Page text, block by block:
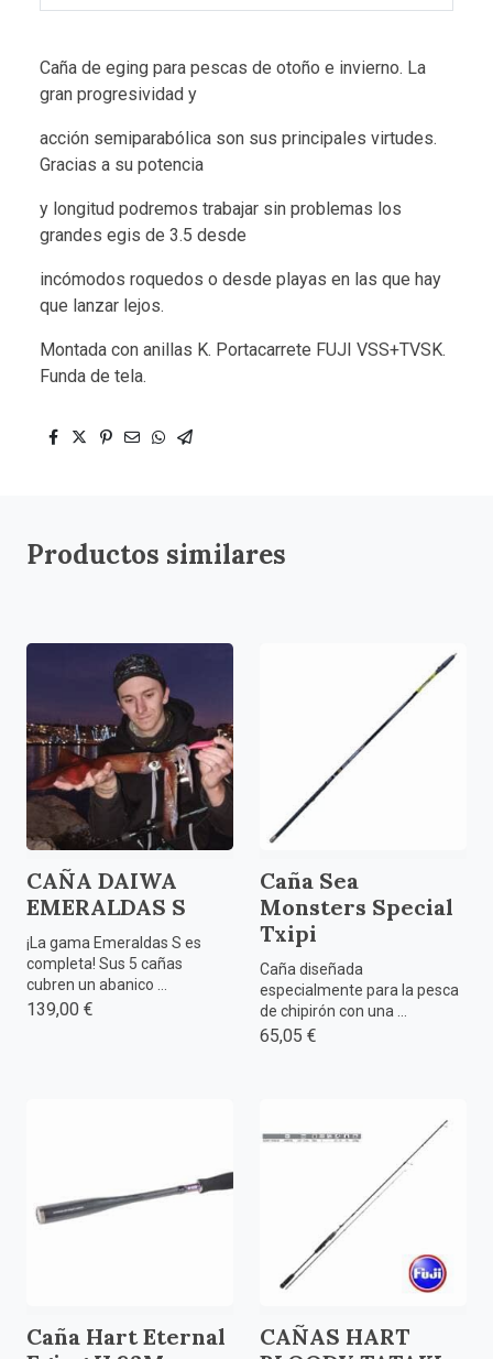
Caña de eging para pescas de otoño e invierno. La
gran progresividad y
acción semiparabólica son sus principales virtudes.
Gracias a su potencia
y longitud podremos trabajar sin problemas los
grandes egis de 3.5 desde
incómodos roquedos o desde playas en las que hay
que lanzar lejos.
Montada con anillas K. Portacarrete FUJI VSS+TVSK.
Funda de tela.
Productos similares
CAÑA DAIWA
EMERALDAS S
¡La gama Emeraldas S es
completa! Sus 5 cañas
cubren un abanico ...
139,00 €
Caña Sea
Monsters Special
Txipi
Caña diseñada
especialmente para la pesca
de chipirón con una ...
65,05 €
Caña Hart Eternal
CAÑAS HART